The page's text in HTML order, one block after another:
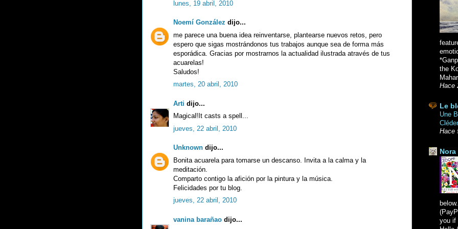
lunes, 19 abril, 2010
Noemí González dijo...
me parece una buena idea reinventarse, plantearse nuevos retos, pero
espero que sigas mostrándonos tus trabajos aunque sea de forma más
esporádica. Gracias por mostrarnos la actualidad ilustrada através de tus
acuarelas!
Saludos!
martes, 20 abril, 2010
Arti dijo...
Magical!It casts a spell...
jueves, 22 abril, 2010
Unknown dijo...
Bonita acuarela para tomarse un descanso. Invita a la calma y la
meditación.
Comparto contigo la afición por la pintura y la música.
Felicidades por tu blog.
jueves, 22 abril, 2010
vanina barañao dijo...
the
Hace
Le
Une
Hace
you if